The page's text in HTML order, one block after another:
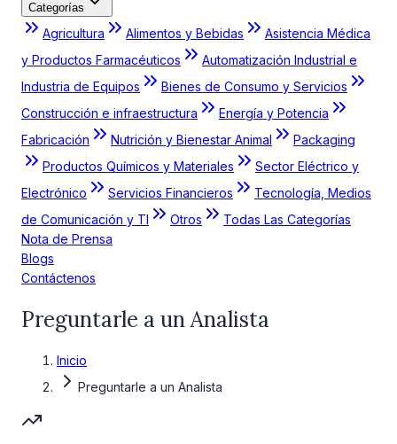
Categorías
Agricultura Alimentos y Bebidas
Asistencia Médica
y Productos Farmacéuticos
Automatización Industrial e
Industria de Equipos
Bienes de Consumo y Servicios
Construcción e infraestructura
Energía y Potencia
Fabricación
Nutrición y Bienestar Animal
Packaging
Productos Químicos y Materiales
Sector Eléctrico y
Electrónico
Servicios Financieros
Tecnología, Medios
de Comunicación y TI
Otros
Todas Las Categorías
Nota de Prensa
Blogs
Contáctenos
Preguntarle a un Analista
Inicio
Preguntarle a un Analista